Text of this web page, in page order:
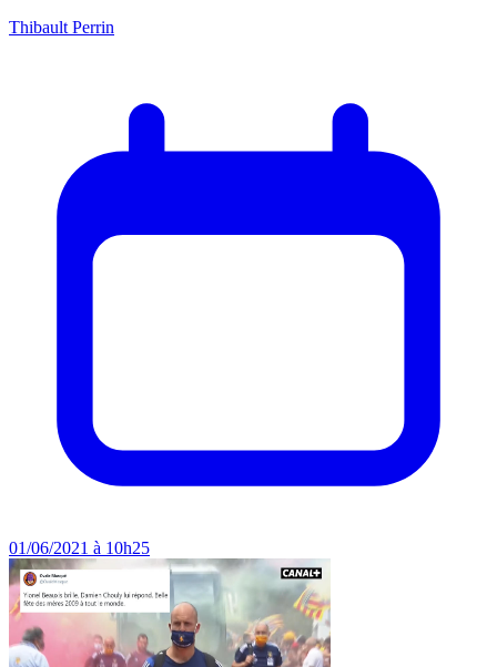
Thibault Perrin
01/06/2021 à 10h25